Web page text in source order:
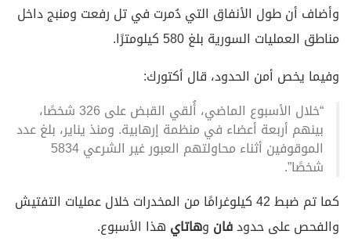
وأضاف أن طول الأنفاق التي دُمرت في تل رفعت ومنبج داخل
مناطق العمليات السورية بلغ 580 كيلومترًا.
وفيما يخص أمن الحدود، قال أكتورك:
“خلال الأسبوع الماضي، أُلقي القبض على 326 شخصًا،
بينهم أربعة أعضاء في منظمة إرهابية. ومنذ يناير، بلغ عدد
الموقوفين أثناء محاولتهم العبور غير الشرعي 5834
شخصًا”.
كما تم ضبط 42 كيلوغرامًا من المخدرات خلال عمليات التفتيش
والفحص على حدودفان وهاتاي هذا الأسبوع.